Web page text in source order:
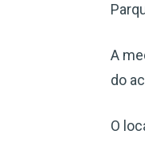
A
do
O